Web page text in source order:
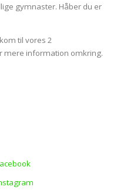
gymnaster. Håber du er
til vores 2
information omkring.